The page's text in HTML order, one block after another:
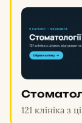
121 клініка з